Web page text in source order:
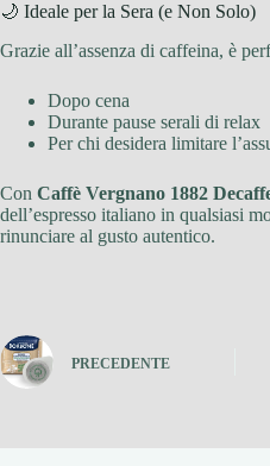
🌙 Ideale per la Sera (e Non Solo)
Grazie all’assenza di caffeina, è
Dopo cena
Durante pause serali di relax
Per chi desidera limitare
Con Caffè Vergnano 1882
dell’espresso italiano in qualsiasi
rinunciare al gusto autentico.
PRECEDENTE